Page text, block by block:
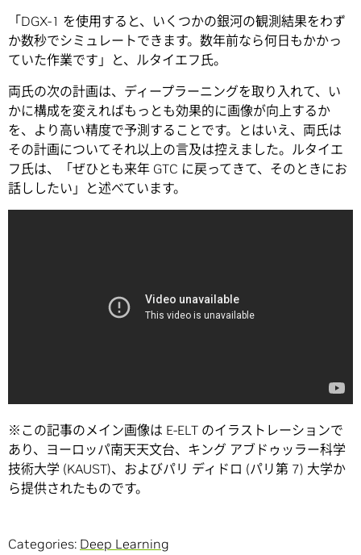
「DGX-1 を使用すると、いくつかの銀河の観測結果をわず
か数秒でシミュレートできます。数年前なら何日もかかっ
ていた作業です」と、ルタイエフ氏。
両氏の次の計画は、ディープラーニングを取り入れて、い
かに構成を変えればもっとも効果的に画像が向上するか
を、より高い精度で予測することです。とはいえ、両氏は
その計画についてそれ以上の言及は控えました。ルタイエ
フ氏は、「ぜひとも来年 GTC に戻ってきて、そのときにお
話ししたい」と述べています。
※この記事のメイン画像は E-ELT のイラストレーションで
あり、ヨーロッパ南天天文台、キング アブドゥッラー科学
技術大学 (KAUST)、およびパリ ディドロ (パリ第 7) 大学か
ら提供されたものです。
Categories: Deep Learning